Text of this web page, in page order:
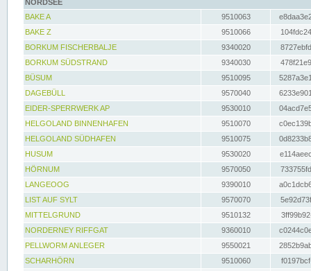
NORDSEE
BAKE A
9510063
BAKE Z
9510066
BORKUM FISCHERBALJE
9340020
BORKUM SÜDSTRAND
9340030
BÜSUM
9510095
DAGEBÜLL
9570040
EIDER-SPERRWERK AP
9530010
HELGOLAND BINNENHAFEN
9510070
HELGOLAND SÜDHAFEN
9510075
HUSUM
9530020
HÖRNUM
9570050
LANGEOOG
9390010
LIST AUF SYLT
9570070
MITTELGRUND
9510132
NORDERNEY RIFFGAT
9360010
PELLWORM ANLEGER
9550021
SCHARHÖRN
9510060